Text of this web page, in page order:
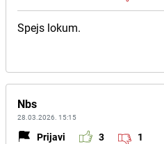
Spejs lokum.
Nbs
28.03.2026. 15:15
Prijavi 3 1